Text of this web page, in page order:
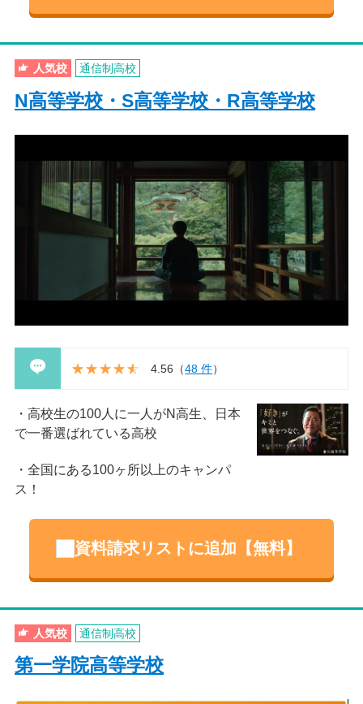
人気校 通信制高校
N高等学校・S高等学校・R高等学校
4.56 （48 件）
高校生の100人に一人がN高生、日本
で一番選ばれている高校
全国にある100ヶ所以上のキャンパ
ス！
資料請求リストに追加【無料】
人気校 通信制高校
第一学院高等学校